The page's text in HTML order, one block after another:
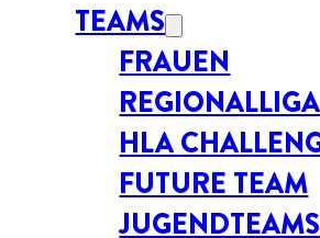
TEAMS
FRAUEN
REGIONALLIGA
HLA
FUTURE TEAM
JUGENDTEAMS